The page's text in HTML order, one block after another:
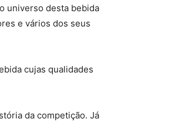
universo desta bebida
e vários dos seus
cujas qualidades
da competição. Já